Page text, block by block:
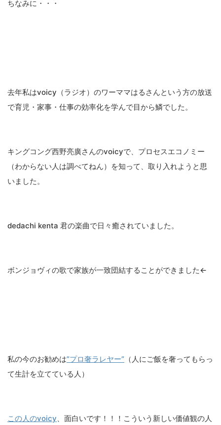
ちなみに・・・
去年私はvoicy（ラジオ）のワーママはるさんという方の放送
で育児・家事・仕事の効率化を学んで目から鱗でした。
キングコング西野亮廣さんのvoicyで、プロセスエコノミー
（わからない人は調べてねん）を知って、取り入れようと思
いました。
dedachi kenta 君の楽曲で日々癒されていました。
ボンジョヴィの歌で家族が一致団結することができました←
私の今のお勧めは”プロ奢ラレヤー” （人にご飯を奢ってもらっ
て生計を立てている人）
この人のvoicy、面白いです！！！こういう新しい価値観の人